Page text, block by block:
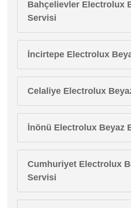
Bahçelievler Electrolux
Servisi
İncirtepe Electrolux
Celaliye Electrolux
İnönü Electrolux Beyaz
Cumhuriyet Electrolux
Servisi